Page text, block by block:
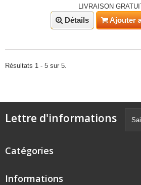
LIVRAISON
Détails Ajouter
Résultats 1 - 5 sur 5.
Lettre d'informations
Catégories
Informations